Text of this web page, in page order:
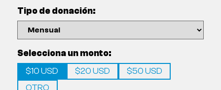
Tipo de donación:
Selecciona un monto:
$10 USD
$20 USD
$50 USD
OTRO